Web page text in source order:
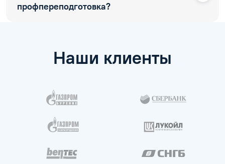
профпереподготовка?
Наши клиенты